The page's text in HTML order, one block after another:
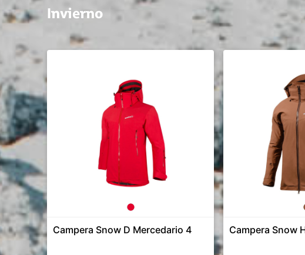
Invierno
Campera Snow D Mercedario 4 Campera Snow